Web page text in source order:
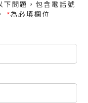
下問題，包含電話號
*為必填欄位